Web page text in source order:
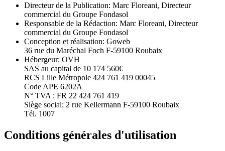
Directeur de la Publication: Marc Floreani, Directeur
commercial du Groupe Fondasol
Responsable de la Rédaction: Marc Floreani, Directeur
commercial du Groupe Fondasol
Conception et réalisation: Goweb
36 rue du Maréchal Foch F-59100 Roubaix
Hébergeur: OVH
SAS au capital de 10 174 560€
RCS Lille Métropole 424 761 419 00045
Code APE 6202A
N° TVA : FR 22 424 761 419
Siège social: 2 rue Kellermann F-59100 Roubaix
Tél. 1007
Conditions générales d'utilisation